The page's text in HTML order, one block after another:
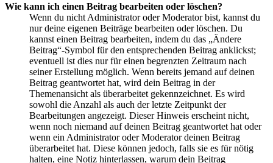
Wie kann ich einen Beitrag bearbeiten oder löschen?
Wenn du nicht Administrator oder Moderator bist, kannst du
nur deine eigenen Beiträge bearbeiten oder löschen. Du
kannst einen Beitrag bearbeiten, indem du das „Ändere
Beitrag“-Symbol für den entsprechenden Beitrag anklickst;
eventuell ist dies nur für einen begrenzten Zeitraum nach
seiner Erstellung möglich. Wenn bereits jemand auf deinen
Beitrag geantwortet hat, wird dein Beitrag in der
Themenansicht als überarbeitet gekennzeichnet. Es wird
sowohl die Anzahl als auch der letzte Zeitpunkt der
Bearbeitungen angezeigt. Dieser Hinweis erscheint nicht,
wenn noch niemand auf deinen Beitrag geantwortet hat oder
wenn ein Administrator oder Moderator deinen Beitrag
überarbeitet hat. Diese können jedoch, falls sie es für nötig
halten, eine Notiz hinterlassen, warum dein Beitrag